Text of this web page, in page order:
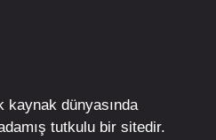
kaynak dünyasında
tutkulu bir sitedir.